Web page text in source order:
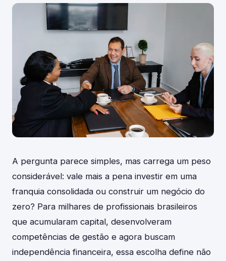
A pergunta parece simples, mas carrega um peso
considerável: vale mais a pena investir em uma
franquia consolidada ou construir um negócio do
zero? Para milhares de profissionais brasileiros
que acumularam capital, desenvolveram
competências de gestão e agora buscam
independência financeira, essa escolha define não